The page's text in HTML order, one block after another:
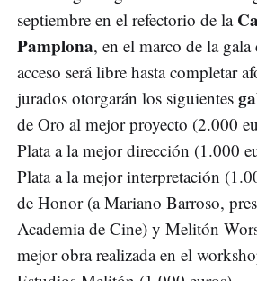
septiembre en el refectorio de la
Pamplona, en el marco de la
acceso será libre hasta completar
jurados otorgarán los siguientes
de Oro al mejor proyecto (2.000
Plata a la mejor dirección (1.000
Plata a la mejor interpretación
de Honor (a Mariano Barroso,
Academia de Cine) y Melitón
mejor obra realizada en el